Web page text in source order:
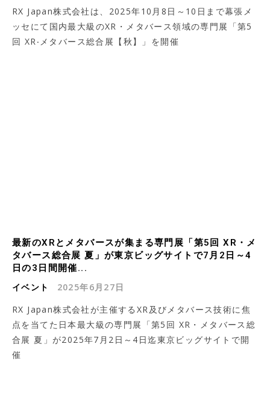
RX Japan株式会社は、2025年10月8日～10日まで幕張メ
ッセにて国内最大級のXR・メタバース領域の専門展「第5
回 XR‧メタバース総合展【秋】」を開催
最新のXRとメタバースが集まる専門展「第5回 XR・メ
タバース総合展 夏」が東京ビッグサイトで7月2日～4
日の3日間開催...
イベント
2025年6月27日
RX Japan株式会社が主催するXR及びメタバース技術に焦
点を当てた日本最大級の専門展「第5回 XR・メタバース総
合展 夏」が2025年7月2日～4日迄東京ビッグサイトで開
催